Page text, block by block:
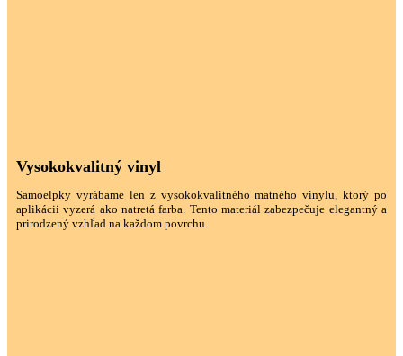
Vysokokvalitný vinyl
Samoelpky vyrábame len z vysokokvalitného matného vinylu, ktorý po
aplikácii vyzerá ako natretá farba. Tento materiál zabezpečuje elegantný a
prirodzený vzhľad na každom povrchu.